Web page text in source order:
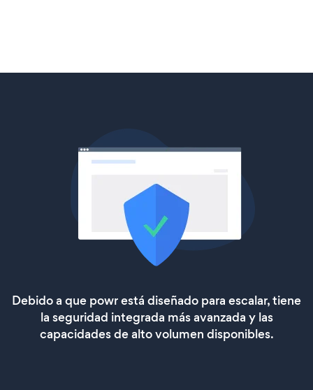
Debido a que powr está diseñado para escalar, tiene
la seguridad integrada más avanzada y las
capacidades de alto volumen disponibles.